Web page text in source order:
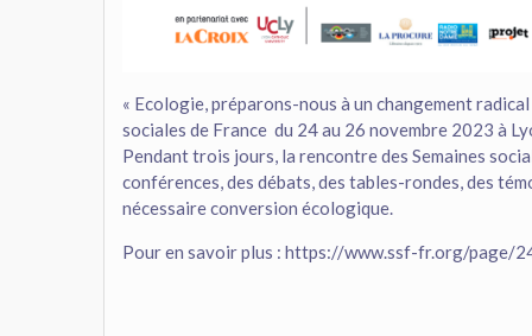
« Ecologie, préparons-nous à un changement
sociales de France du 24 au 26 novembre 2023 à
Pendant trois jours, la rencontre des Semaines
conférences, des débats, des tables-rondes, des
nécessaire conversion écologique.
Pour en savoir plus : https://www.ssf-fr.org/page/